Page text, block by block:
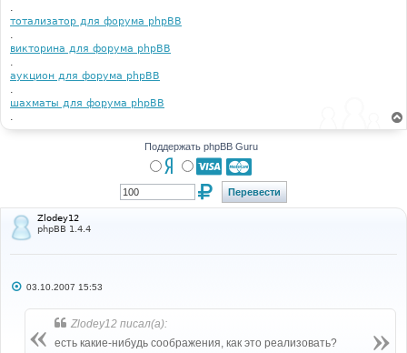
.
тотализатор для форума phpBB
.
викторина для форума phpBB
.
аукцион для форума phpBB
.
шахматы для форума phpBB
.
Поддержать phpBB Guru
Zlodey12
phpBB 1.4.4
С03.10.2007 15:53
Zlodey12 писал(а):
есть какие-нибудь соображения, как это реализовать?